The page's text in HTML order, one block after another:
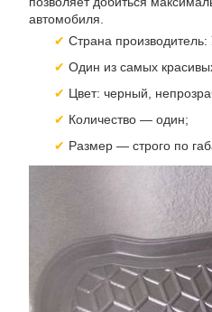
автомобиля.
Страна производитель:
Один из самых
Цвет: черный,
Количество — один;
Размер — строго по